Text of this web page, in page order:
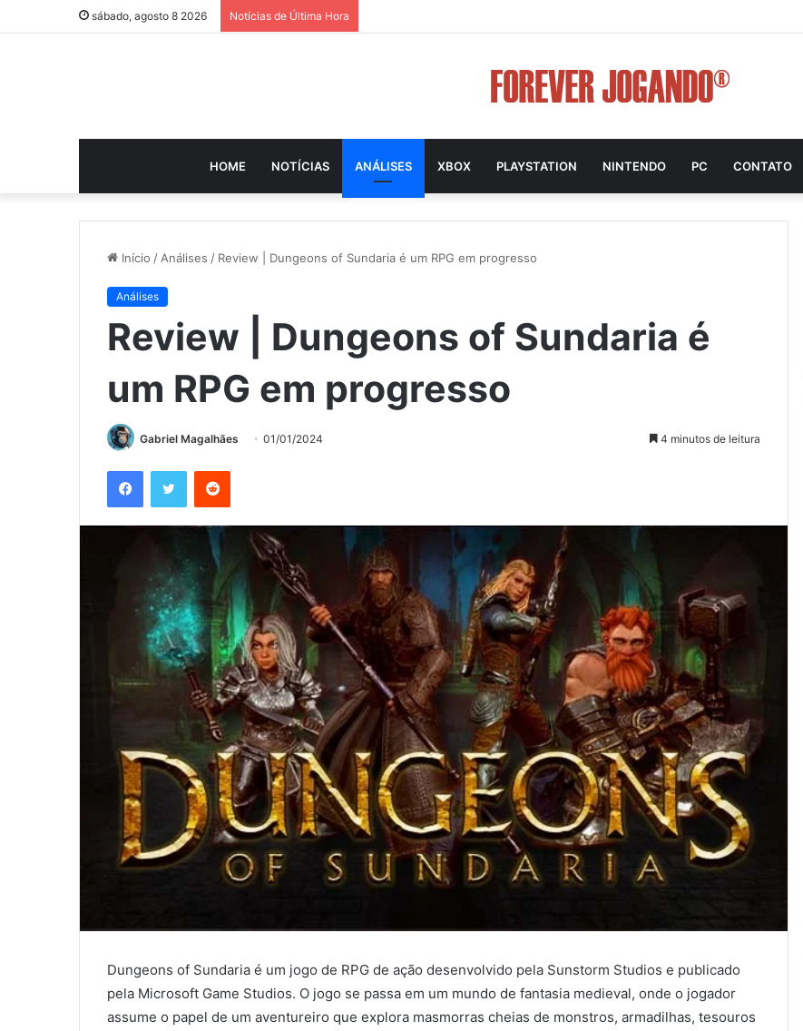
sábado, agosto 8 2026 Notícias de Última Hora
HOME NOTÍCIAS ANÁLISES XBOX PLAYSTATION NINTENDO PC CONTATO
Início / Análises / Review | Dungeons of Sundaria é um RPG em progresso
Análises
Review | Dungeons of Sundaria é
um RPG em progresso
Gabriel Magalhães 01/01/2024 4 minutos de leitura
Dungeons of Sundaria é um jogo de RPG de ação desenvolvido pela Sunstorm Studios e publicado
pela Microsoft Game Studios. O jogo se passa em um mundo de fantasia medieval, onde o jogador
assume o papel de um aventureiro que explora masmorras cheias de monstros, armadilhas, tesouros